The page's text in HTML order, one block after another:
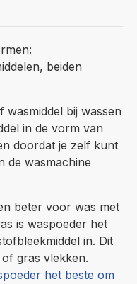
beiden
wasmiddel bij wassen
in de vorm van
doordat je zelf kunt
de wasmachine
beter voor was met
is waspoeder het
in. Dit
gras vlekken.
het beste om